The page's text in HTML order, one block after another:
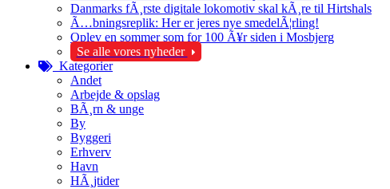
Danmarks fÃ¸rste digitale lokomotiv skal kÃ¸re til Hirtshals
Ã…bningsreplik: Her er jeres nye smedelÃ¦rling!
Oplev en sommer som for 100 Ã¥r siden i Mosbjerg
Se alle vores nyheder
Kategorier
Andet
Arbejde & opslag
BÃ¸rn & unge
By
Byggeri
Erhverv
Havn
HÃ¸jtider